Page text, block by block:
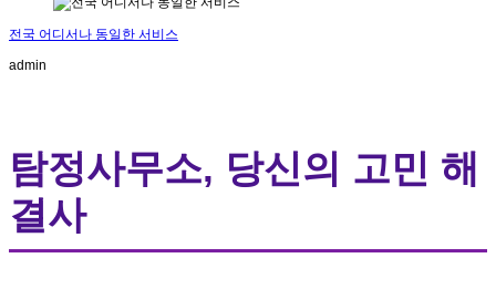
전국 어디서나 동일한 서비스
admin
탐정사무소, 당신의 고민 해
결사